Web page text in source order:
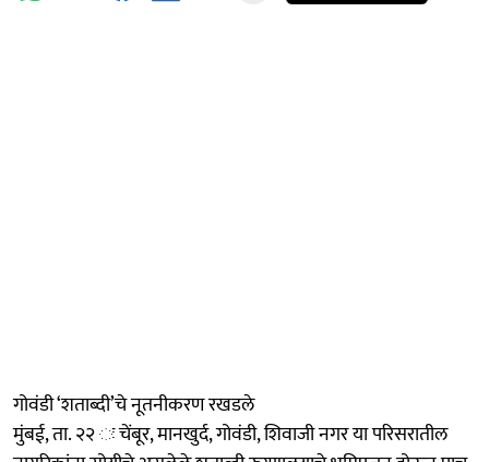
गोवंडी ‘शताब्दी’चे नूतनीकरण रखडले
मुंबई, ता. २२ ः चेंबूर, मानखुर्द, गोवंडी, शिवाजी नगर या परिसरातील